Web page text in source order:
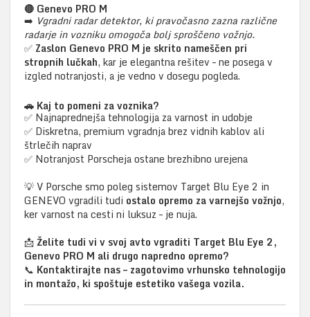
🔴 Genevo PRO M
➡️ Vgradni radar detektor, ki pravočasno zazna različne
radarje in vozniku omogoča bolj sproščeno vožnjo.
✅ Zaslon Genevo PRO M je skrito nameščen pri
stropnih lučkah, kar je elegantna rešitev – ne posega v
izgled notranjosti, a je vedno v dosegu pogleda.
🚗 Kaj to pomeni za voznika?
✅ Najnaprednejša tehnologija za varnost in udobje
✅ Diskretna, premium vgradnja brez vidnih kablov ali
štrlečih naprav
✅ Notranjost Porscheja ostane brezhibno urejena
💡 V Porsche smo poleg sistemov Target Blu Eye 2 in
GENEVO vgradili tudi ostalo opremo za varnejšo vožnjo,
ker varnost na cesti ni luksuz – je nuja.
📩Želite tudi vi v svoj avto vgraditi Target Blu Eye 2,
Genevo PRO M ali drugo napredno opremo?
📞 Kontaktirajte nas – zagotovimo vrhunsko tehnologijo
in montažo, ki spoštuje estetiko vašega vozila.